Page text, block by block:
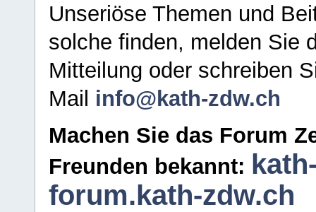
Unseriöse Themen und
solche finden, melden Sie
Mitteilung oder schreiben
Mail info@kath-zdw.ch
Machen Sie das Forum
Freunden bekannt:
forum.kath-zdw.ch